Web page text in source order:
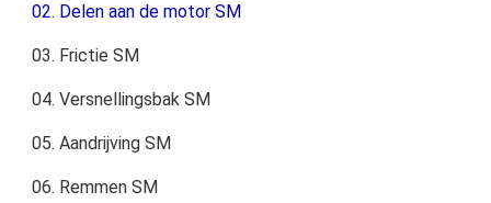
02. Delen aan de motor SM
03. Frictie SM
04. Versnellingsbak SM
05. Aandrijving SM
06. Remmen SM